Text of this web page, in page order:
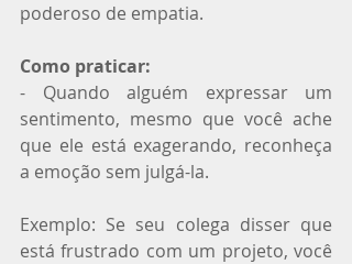
poderoso de empatia.
Como praticar:
- Quando alguém expressar um
sentimento, mesmo que você ache
que ele está exagerando, reconheça
a emoção sem julgá-la.
Exemplo: Se seu colega disser que
está frustrado com um projeto, você